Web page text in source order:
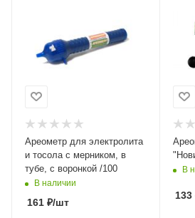
Ареометр для электролита
и тосола с мерником, в
тубе, с воронкой /100
В наличии
161 ₽/шт
В
133